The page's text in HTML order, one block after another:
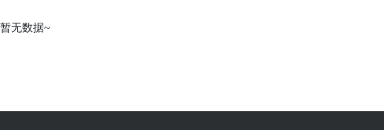
暂无数据~